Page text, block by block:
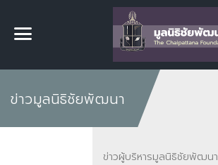
ข่าวมูลนิธิชัยพัฒนา
ข่าวผู้บริหารมูลนิธิชัยพัฒนา